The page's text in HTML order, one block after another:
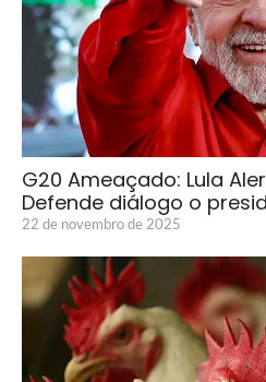
G20 Ameaçado: Lula
Defende diálogo o
22 de novembro de 2025